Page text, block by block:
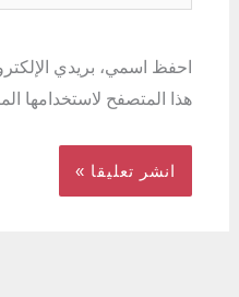
احفظ اسمي، بريدي
هذا المتصفح لاستخدامها